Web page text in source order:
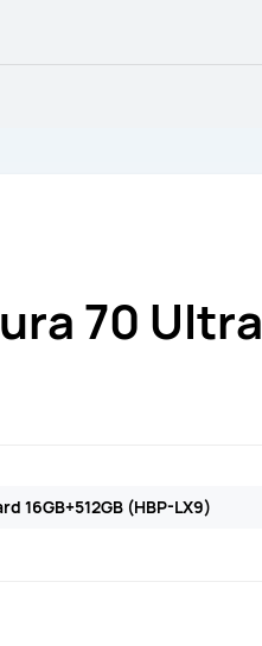
70 Ultra
16GB+512GB (HBP-LX9)